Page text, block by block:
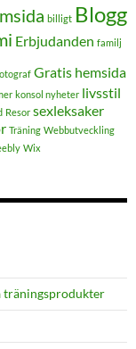
billigt Blogg
Erbjudanden familj
Gratis hemsida
konsol nyheter livsstil
Resor sexleksaker
Träning Webbutveckling
Wix
träningsprodukter